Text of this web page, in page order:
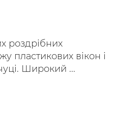
роздрібних
пластикових вікон і
Широкий ...